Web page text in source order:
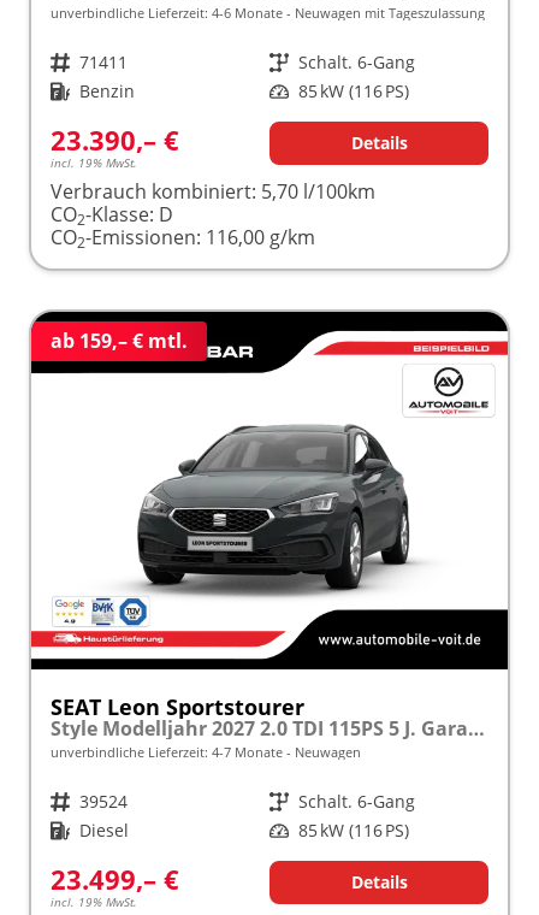
unverbindliche Lieferzeit: 4-6 Monate Neuwagen mit Tageszulassung
Fahrzeugnr. 71411 Getriebe Schalt. 6-Gang
Kraftstoff Benzin Leistung 85 kW (116 PS)
23.390,– €
incl. 19% MwSt.
Details
Verbrauch kombiniert: 5,70 l/100km
CO2-Klasse: D
CO2-Emissionen: 116,00 g/km
ab 159,– € mtl.
SEAT Leon Sportstourer
Style Modelljahr 2027 2.0 TDI 115PS 5 J. Garantie, 16" Alu, Climatronic, Parksensoren, Media System PLUS 10,4"/Bluetooth, Tempomat, Full Digital Cockpit, LED-Scheinwerfer, Reserverad, Verkehrszeichenerkennung
unverbindliche Lieferzeit: 4-7 Monate Neuwagen
Fahrzeugnr. 39524 Getriebe Schalt. 6-Gang
Kraftstoff Diesel Leistung 85 kW (116 PS)
23.499,– €
incl. 19% MwSt.
Details